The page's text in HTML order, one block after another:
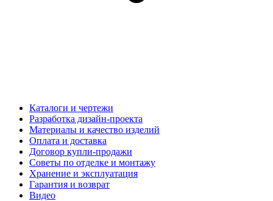
Каталоги и чертежи
Разработка дизайн-проекта
Материалы и качество изделий
Оплата и доставка
Договор купли-продажи
Советы по отделке и монтажу
Хранение и эксплуатация
Гарантия и возврат
Видео